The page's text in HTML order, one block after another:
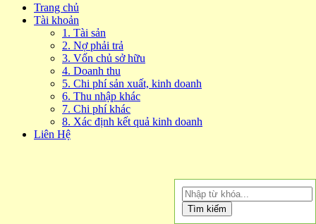
Tìm kiếm
Trang chủ
Tài khoản
1. Tài sản
2. Nợ phải trả
3. Vốn chủ sở hữu
4. Doanh thu
5. Chi phí sản xuất, kinh doanh
6. Thu nhập khác
7. Chi phí khác
8. Xác định kết quả kinh doanh
Liên Hệ